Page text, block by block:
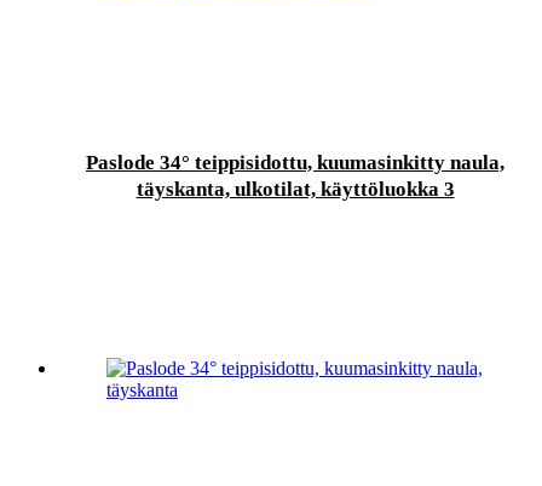
Paslode 34° teippisidottu, kuumasinkitty naula,
täyskanta, ulkotilat, käyttöluokka 3